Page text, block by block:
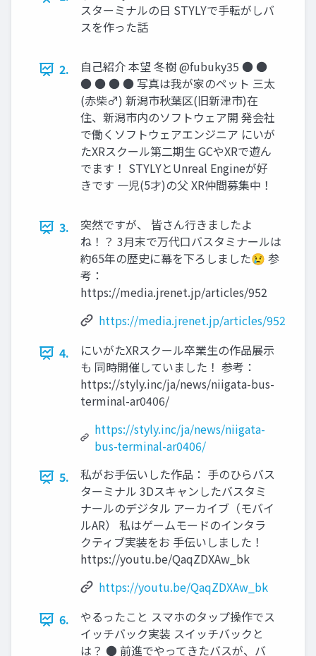
スターミナルの日 STYLYで手転がしバ
スを作った話
2.
自己紹介 本望 冬樹 @fubuky35 ● ●
● ● ● ● 写真は我が家のペット 三太
(赤柴♂) 新潟市秋葉区(旧新津市)在
住、新潟市内のソフトウェア開 発会社
で働くソフトウェアエンジニア にいが
たXRスクール第二期生 GCやXRで遊ん
でます！ STYLYとUnreal Engineが好
きです 一児(5才)の父 XR仲間募集中！
3.
突然ですが、 皆さん行きましたよ
ね！？ 3月末で万代口バスタミナールは
約65年の歴史に幕を下ろしました😢 参
考：
https://media.jrenet.jp/articles/952
https://media.jrenet.jp/articles/952
4.
にいがたXRスクール卒業生の作品展示
も 同時開催していました！ 参考：
https://styly.inc/ja/news/niigata-bus-
terminal-ar0406/
https://styly.inc/ja/news/niigata-
bus-terminal-ar0406/
5.
私がお手伝いした作品： 手のひらバス
ターミナル 3Dスキャンしたバスタミ
ナールのデジタル アーカイブ（モバイ
ルAR） 私はゲームモードのインタラ
クティブ実装をお 手伝いしました！
https://youtu.be/QaqZDXAw_bk
https://youtu.be/QaqZDXAw_bk
6.
やるったこと スマホのタップ操作でス
イッチバック実装 スイッチバックと
は？ ● 前進でやってきたバスが、バ